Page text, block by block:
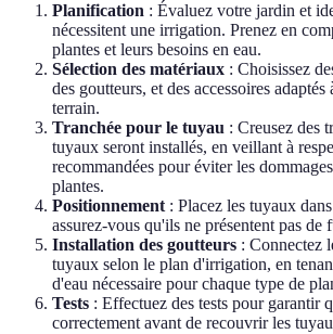
Planification : Évaluez votre jardin et
nécessitent une irrigation. Prenez en
plantes et leurs besoins en eau.
Sélection des matériaux : Choisissez
des goutteurs, et des accessoires
terrain.
Tranchée pour le tuyau : Creusez des
tuyaux seront installés, en veillant à
recommandées pour éviter les
plantes.
Positionnement : Placez les tuyaux
assurez-vous qu'ils ne présentent pas de
Installation des goutteurs : Connectez
tuyaux selon le plan d'irrigation, en
d'eau nécessaire pour chaque type de
Tests : Effectuez des tests pour garantir
correctement avant de recouvrir les